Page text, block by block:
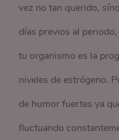
vez no tan querido,
días previos al
tu organismo es la
niveles de estrógeno.
de humor fuertes ya
fluctuando